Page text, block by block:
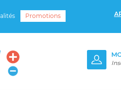
Promotions